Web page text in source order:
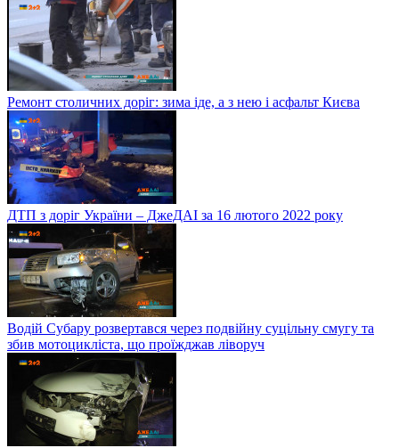
Ремонт столичних доріг: зима іде, а з нею і асфальт Києва
ДТП з доріг України – ДжеДАІ за 16 лютого 2022 року
Водій Субару розвертався через подвійну суцільну смугу та
збив мотоцикліста, що проїжджав ліворуч